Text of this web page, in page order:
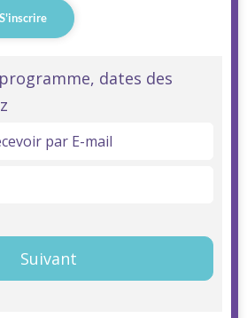
S'inscrire
dates des
par E-mail
Suivant